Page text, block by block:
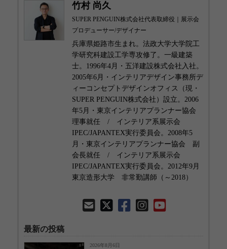
竹村 尚久
SUPER PENGUIN株式会社代表取締役｜展示会
プロデューサー/デザイナー
兵庫県姫路市生まれ。法政大学大学院工
学研究科建設工学専攻修了。一級建築
士。1996年4月・五洋建設株式会社入社。
2005年6月・インテリアデザイン事務所デ
ィーコンセプトデザインオフィス（現・
SUPER PENGUIN株式会社）設立。2006
年5月・東京インテリアプランナー協会
理事就任 / インテリア系展示会
IPEC/JAPANTEX実行委員会。2008年5
月・東京インテリアプランナー協会 副
会長就任 / インテリア系展示会
IPEC/JAPANTEX実行委員会。2012年9月
東京造形大学 非常勤講師（～2018）
最新の投稿
2026年8月6日